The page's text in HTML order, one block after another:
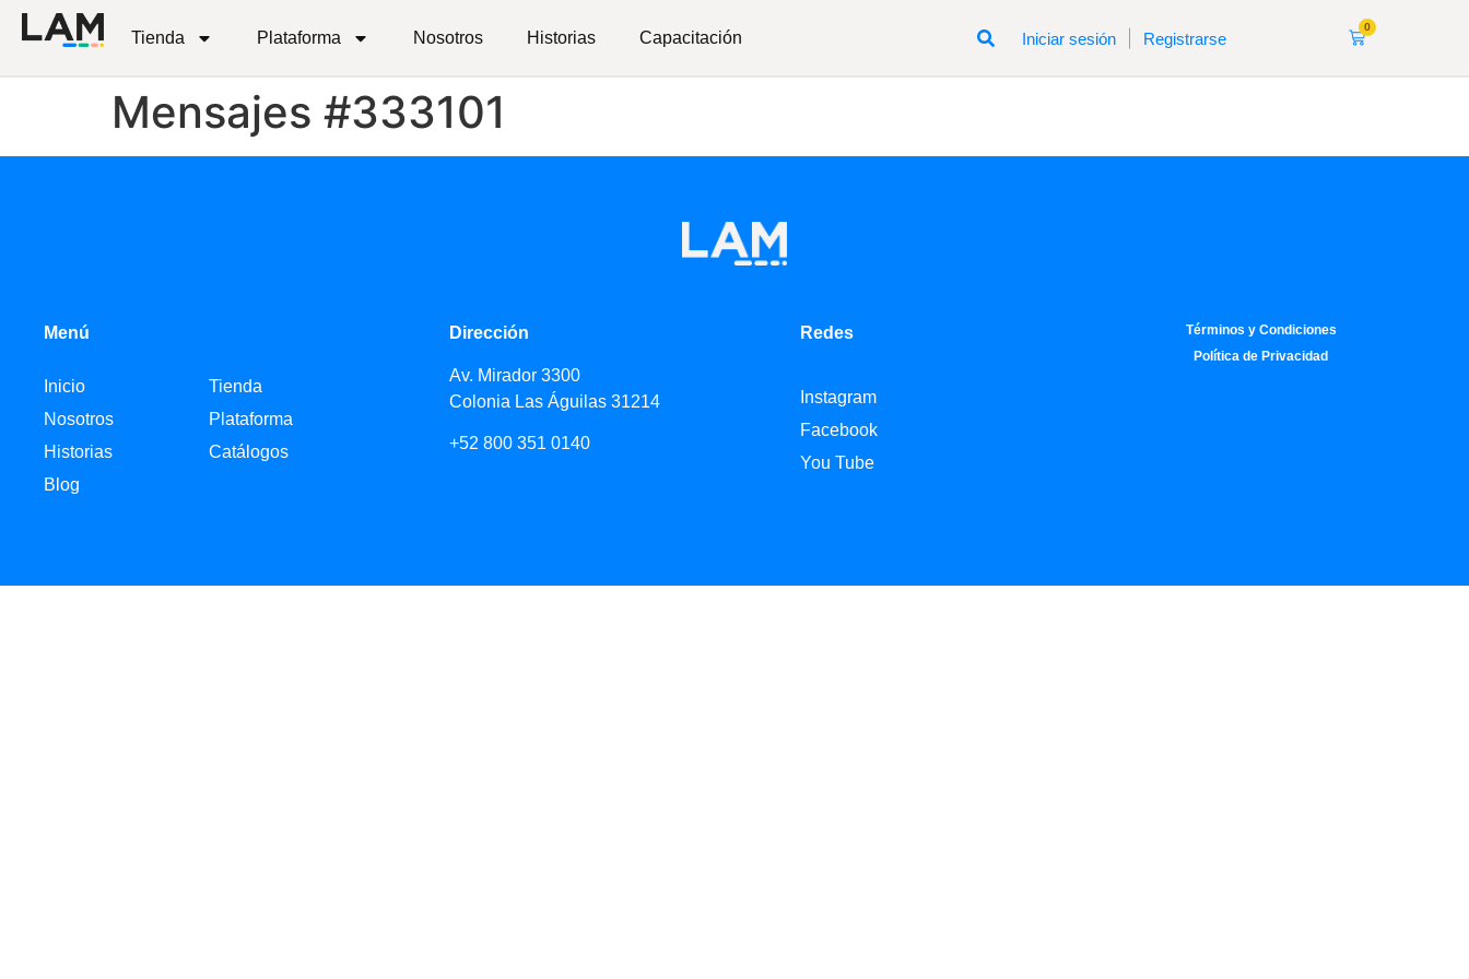
Tienda Plataforma Nosotros Historias Capacitación Iniciar sesión Registrarse
0
Mensajes #333101
Menú
Inicio
Nosotros
Historias
Blog
Tienda
Plataforma
Catálogos
Dirección
Av. Mirador 3300
Colonia Las Águilas 31214
+52 800 351 0140
Redes
Instagram
Facebook
You Tube
Términos y Condiciones
Política de Privacidad